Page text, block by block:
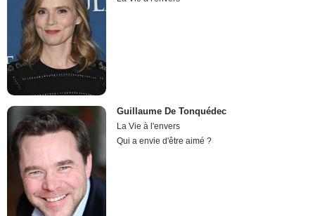
Guillaume De Tonquédec
La Vie à l'envers
Qui a envie d'être aimé ?